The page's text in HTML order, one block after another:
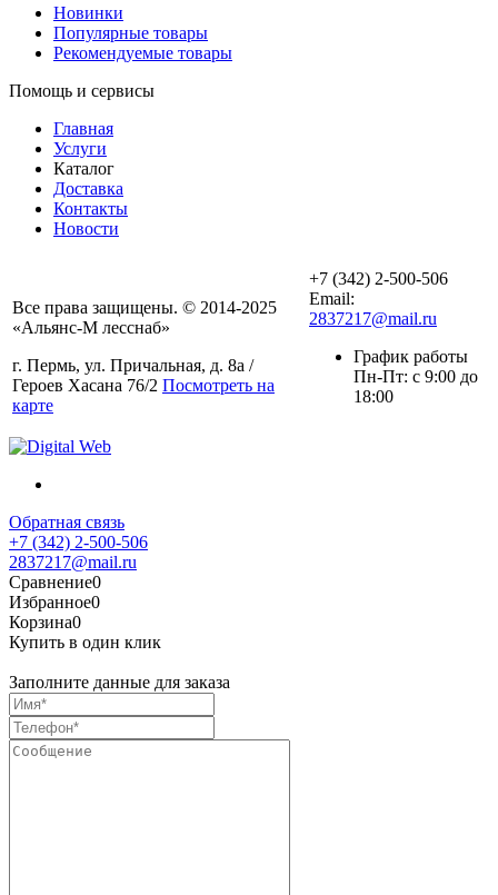
Новинки
Популярные товары
Рекомендуемые товары
Помощь и сервисы
Главная
Услуги
Каталог
Доставка
Контакты
Новости
Все права защищены. © 2014-2025
«Альянс-М лесснаб»
г. Пермь, ул. Причальная, д. 8а /
Героев Хасана 76/2 Посмотреть на
карте
+7 (342) 2-500-506
Email:
2837217@mail.ru
График работы
Пн-Пт: с 9:00 до
18:00
Обратная связь
+7 (342) 2-500-506
2837217@mail.ru
Сравнение0
Избранное0
Корзина0
Купить в один клик
Заполните данные для заказа